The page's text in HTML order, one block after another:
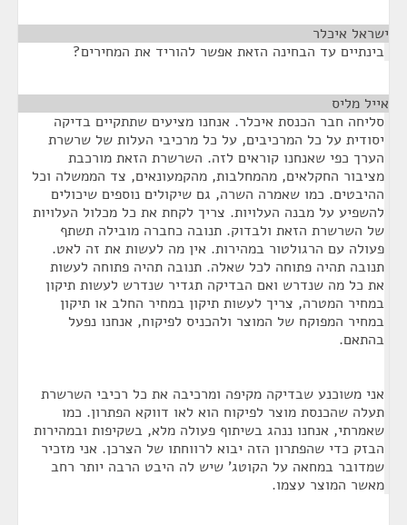
ישראל איכלר
בינתיים עד הבחינה הזאת אפשר להוריד את המחירים?
אייל מליס
סליחה חבר הכנסת איכלר. אנחנו מציעים שתתקיים בדיקה
יסודית על כל המרכיבים, על כל מרכיבי העלות של שרשרת
הערך כפי שאנחנו קוראים לזה. השרשרת הזאת מורכבת
מציבור החקלאים, מהמחלבות, מהקמעונאים, צד הממשלה וכל
ההיבטים. כמו שאמרה השרה, גם שיקולים נוספים שיכולים
להשפיע על מבנה העלויות. צריך לקחת את כל מכלול העלויות
של השרשרת הזאת ולבדוק. תנובה כחברה מובילה תשתף
פעולה עם הרגולטור במהירות. אין מה לעשות את זה לאט.
תנובה תהיה פתוחה לכל שאלה. תנובה תהיה פתוחה לעשות
את כל מה שנדרש ואם הבדיקה תגדיר שנדרש לעשות תיקון
במחיר המטרה, צריך לעשות תיקון במחיר החלב או תיקון
במחיר המפוקח של המוצר ולהכניס לפיקוח, אנחנו נפעל
בהתאם.
אני משוכנע שבדיקה מקיפה ומרכיבה את כל רכיבי השרשרת
תעלה שהכנסת מוצר לפיקוח הוא לאו דווקא הפתרון. כמו
שאמרתי, אנחנו ננהג בשיתוף פעולה מלא, בשקיפות ובמהירות
הבזק כדי שהפתרון הזה יבוא לרווחתו של הצרכן. אני מזכיר
שמדובר במחאה על הקוטג' שיש לה היבט הרבה יותר רחב
מאשר המוצר עצמו.